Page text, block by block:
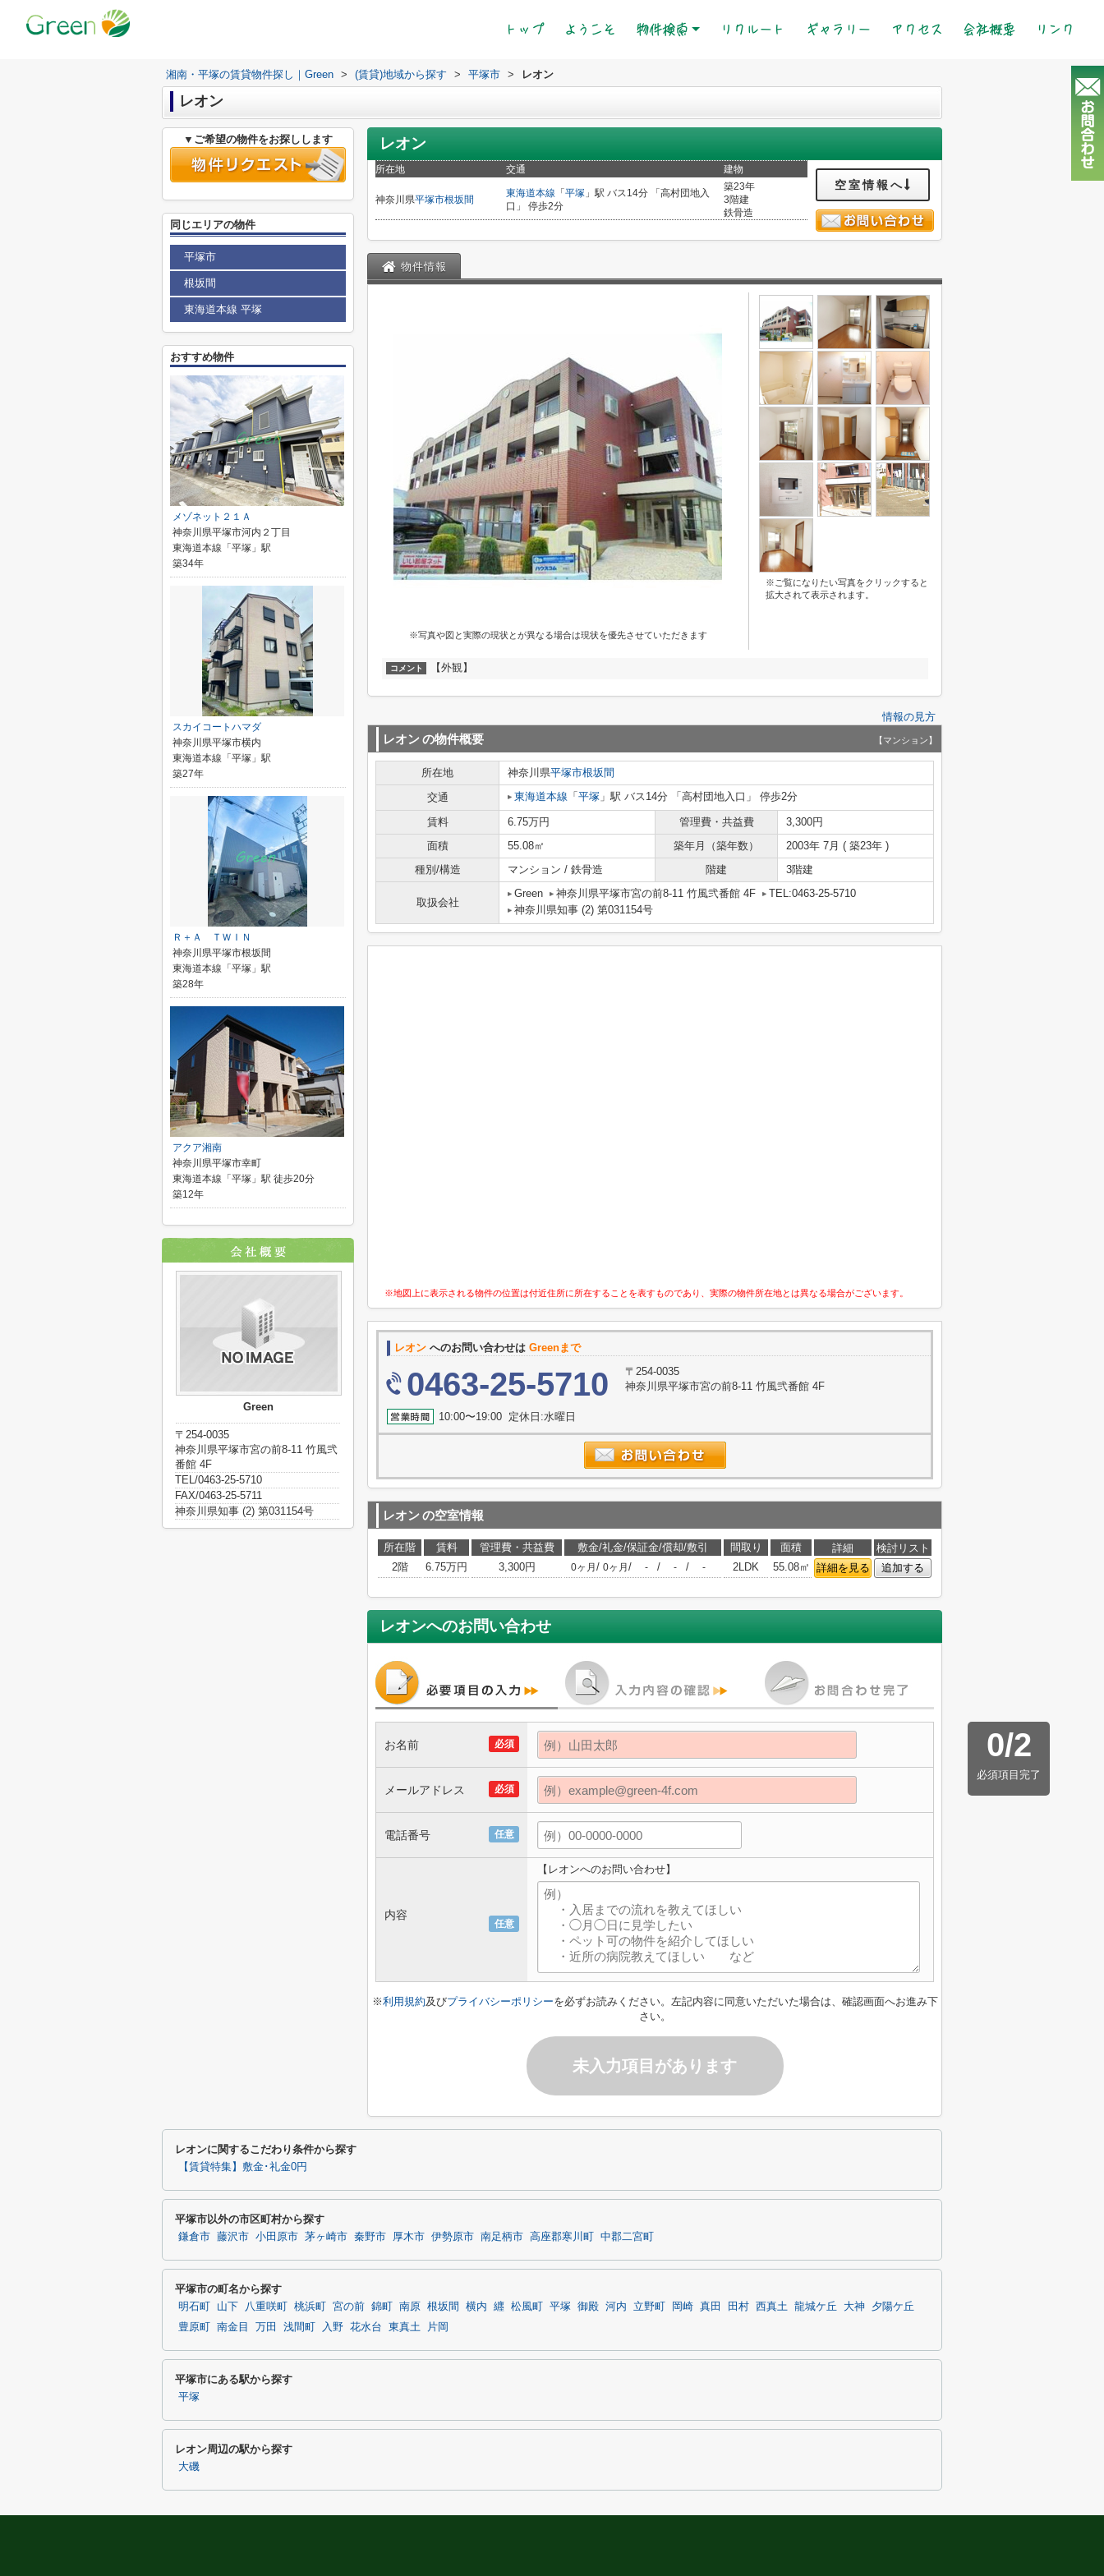
トップ(current)
ようこそ 物件検索 リクルート ギャラリー アクセス 会社概要 リンク
湘南・平塚の賃貸物件探し｜Green > (賃貸)地域から探す > 平塚市 > レオン
レオン
レオン
所在地 交通 建物
神奈川県平塚市根坂間
東海道本線 「 平塚 」駅 バス14分 「高村団地入
口」 停歩2分
築23年
3階建
鉄骨造
空室情報へ
物件情報
※写真や図と実際の現状とが異なる場合は現状を優先させていただきます
※ご覧になりたい写真をクリックすると
拡大されて表示されます。
コメント 【外観】
情報の見方
レオンの物件概要 【マンション】
所在地 神奈川県平塚市根坂間
交通
東海道本線 「 平塚 」駅 バス14分 「高村団地入口」 停歩2分
賃料 6.75万円 管理費・共益費
3,300円
面積
55.08㎡ 築年月（築年数）
2003年 7月 ( 築23年 )
種別/構造
マンション / 鉄骨造 階建 3階建
取扱会社
Green 神奈川県平塚市宮の前8-11 竹風弐番館 4F
TEL:0463-25-5710
神奈川県知事 (2) 第031154号
※地図上に表示される物件の位置は付近住所に所在することを表すものであり、実際の物件所在地とは異なる場合がございます。
レオン へのお問い合わせは Greenまで
0463-25-5710
〒254-0035
神奈川県平塚市宮の前8-11 竹風弐番館 4F
10:00〜19:00 定休日:水曜日
レオンの空室情報
所在階 賃料 管理費・共益費 敷金/礼金/保証金/償却/敷引 間取り 面積 詳細
検討リスト
2階
6.75万円 3,300円 0ヶ月 / 0ヶ月 / - / - / - 2LDK 55.08㎡ 詳細を見る 追加する
レオンへのお問い合わせ
0/2
必須項目完了
必須
お名前
必須
メールアドレス
任意
電話番号
任意
内容
【レオンへのお問い合わせ】
※利用規約及びプライバシーポリシーを必ずお読みください。左記内容に同意いただいた場合は、確認画面へお進み下
さい。
未入力項目があります
▼ご希望の物件をお探しします
同じエリアの物件
平塚市
根坂間
東海道本線 平塚
おすすめ物件
メゾネット２１Ａ
神奈川県平塚市河内２丁目
東海道本線「平塚」駅
築34年
スカイコートハマダ
神奈川県平塚市横内
東海道本線「平塚」駅
築27年
Ｒ＋Ａ ＴＷＩＮ
神奈川県平塚市根坂間
東海道本線「平塚」駅
築28年
アクア湘南
神奈川県平塚市幸町
東海道本線「平塚」駅 徒歩20分
築12年
Green
〒254-0035
神奈川県平塚市宮の前8-11 竹風弐
番館 4F
TEL/0463-25-5710
FAX/0463-25-5711
神奈川県知事 (2) 第031154号
レオンに関するこだわり条件から探す
【賃貸特集】敷金･礼金0円
平塚市以外の市区町村から探す
鎌倉市 藤沢市 小田原市 茅ヶ崎市 秦野市 厚木市 伊勢原市 南足柄市 高座郡寒川町 中郡二宮町
平塚市の町名から探す
明石町 山下 八重咲町 桃浜町 宮の前 錦町 南原 根坂間 横内 纒 松風町 平塚 御殿 河内 立野町 岡崎 真田 田村 西真土 龍城ケ丘 大神
夕陽ケ丘
豊原町
南金目 万田 浅間町 入野 花水台 東真土 片岡
平塚市にある駅から探す
平塚
レオン周辺の駅から探す
大磯